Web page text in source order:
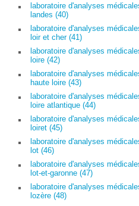
laboratoire d'analyses
landes (40)
laboratoire d'analyses
loir et cher (41)
laboratoire d'analyses
loire (42)
laboratoire d'analyses
haute loire (43)
laboratoire d'analyses
loire atlantique (44)
laboratoire d'analyses
loiret (45)
laboratoire d'analyses
lot (46)
laboratoire d'analyses
lot-et-garonne (47)
laboratoire d'analyses
lozère (48)